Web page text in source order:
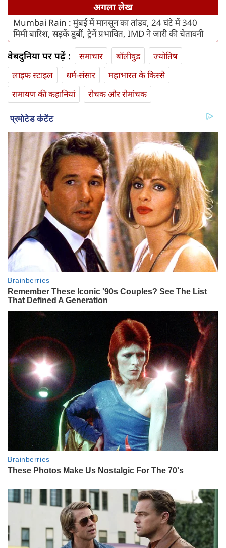
अगला लेख
Mumbai Rain : मुंबई में मानसून का तांडव, 24 घंटे में 340
मिमी बारिश, सड़कें डूबीं, ट्रेनें प्रभावित, IMD ने जारी की चेतावनी
वेबदुनिया पर पढ़ें : समाचार बॉलीवुड
ज्योतिष
लाइफ स्‍टाइल
धर्म-संसार
महाभारत के किस्से
रामायण की कहानियां
रोचक और रोमांचक